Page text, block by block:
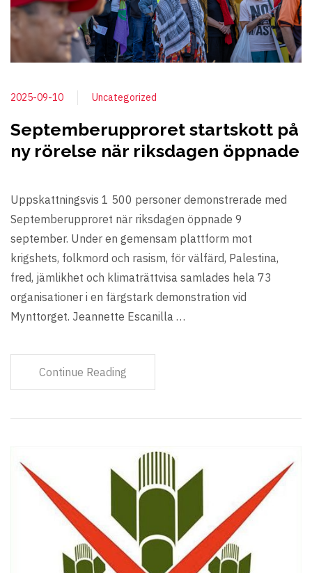
2025-09-10 Uncategorized
Septemberupproret startskott på
ny rörelse när riksdagen öppnade
Uppskattningsvis 1 500 personer demonstrerade med
Septemberupproret när riksdagen öppnade 9
september. Under en gemensam plattform mot
krigshets, folkmord och rasism, för välfärd, Palestina,
fred, jämlikhet och klimaträttvisa samlades hela 73
organisationer i en färgstark demonstration vid
Mynttorget. Jeannette Escanilla …
Continue Reading